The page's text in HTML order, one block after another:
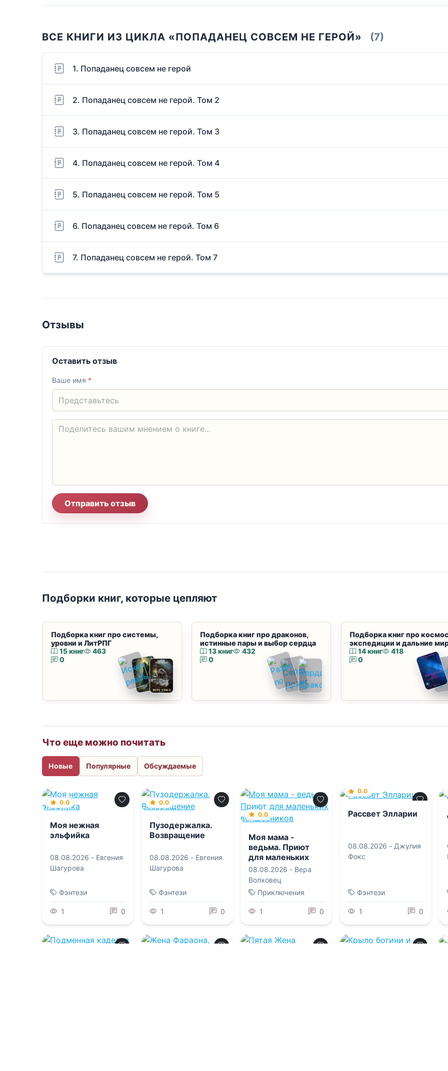
ВСЕ КНИГИ ИЗ ЦИКЛА «ПОПАДАНЕЦ СОВСЕМ НЕ ГЕРОЙ» (7)
1. Попаданец совсем не герой
2. Попаданец совсем не герой. Том 2
3. Попаданец совсем не герой. Том 3
4. Попаданец совсем не герой. Том 4
5. Попаданец совсем не герой. Том 5
6. Попаданец совсем не герой. Том 6
7. Попаданец совсем не герой. Том 7
Отзывы
Оставить отзыв
Ваше имя *
Отправить отзыв
Подборки книг, которые цепляют
Подборка книг про системы,
уровни и ЛитРПГ
15 книг
463
0
Подборка книг про драконов,
истинные пары и выбор сердца
13 книг
432
0
Подборка книг про
экспедиции и дальние
14 книг
418
0
Что еще можно почитать
Новые Популярные Обсуждаемые
0.0
Моя нежная
эльфийка
08.08.2026 - Евгения
Шагурова
Фэнтези
1 0
0.0
Пузодержалка.
Возвращение
08.08.2026 - Евгения
Шагурова
Фэнтези
1 0
0.0
Моя мама -
ведьма. Приют
для маленьких
волшебников
08.08.2026 - Вера
Волховец
Приключения
1 0
0.0
Рассвет Элларии
08.08.2026 - Джулия
Фокс
Фэнтези
1 0